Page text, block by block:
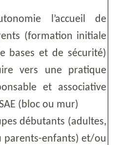
l’accueil de
(formation initiale
bases et de sécurité)
vers une pratique
et associative
(bloc ou mur)
débutants (adultes,
parents-enfants) et/ou